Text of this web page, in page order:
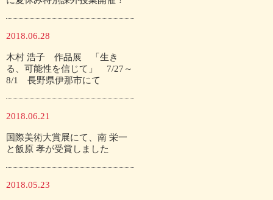
2018.06.28
木村 浩子 作品展 「生き
る、可能性を信じて」 7/27～
8/1 長野県伊那市にて
2018.06.21
国際美術大賞展にて、南 栄一
と飯原 孝が受賞しました
2018.05.23